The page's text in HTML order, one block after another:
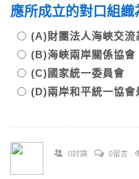
應所成立的對口組織
(A)財團法人海峽交
(B)海峽兩岸關係協
(C)國家統一委員會
(D)兩岸和平統一協會
0討論 0留言